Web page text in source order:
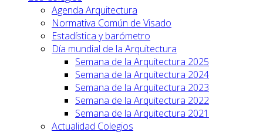
Agenda Arquitectura
Normativa Común de Visado
Estadística y barómetro
Día mundial de la Arquitectura
Semana de la Arquitectura 2025
Semana de la Arquitectura 2024
Semana de la Arquitectura 2023
Semana de la Arquitectura 2022
Semana de la Arquitectura 2021
Actualidad Colegios